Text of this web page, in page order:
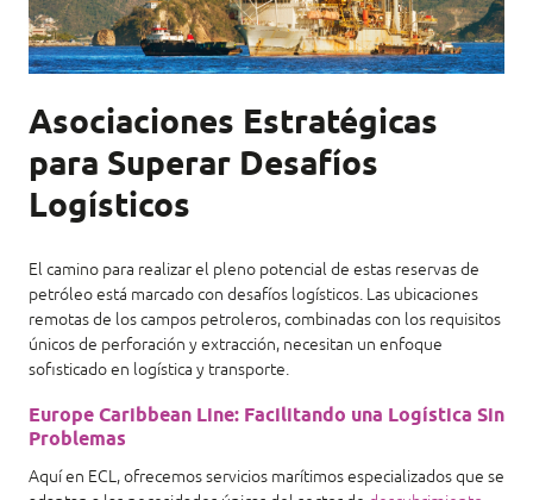
Asociaciones Estratégicas
para Superar Desafíos
Logísticos
El camino para realizar el pleno potencial de estas reservas de
petróleo está marcado con desafíos logísticos. Las ubicaciones
remotas de los campos petroleros, combinadas con los requisitos
únicos de perforación y extracción, necesitan un enfoque
sofisticado en logística y transporte.
Europe Caribbean Line: Facilitando una Logística Sin
Problemas
Aquí en ECL, ofrecemos servicios marítimos especializados que se